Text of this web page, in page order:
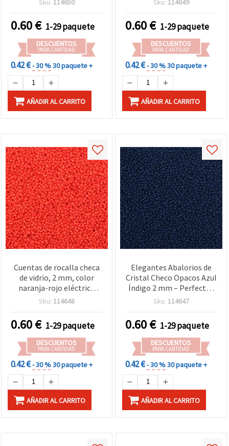
0.60€ 1-29 paquete
DESCUENTOS
PARA CANTIDAD
0.42 €- 30 %30 paquete +
AÑADIR AL CARRITO
0.60€ 1-29 paquete
DESCUENTOS
PARA CANTIDAD
0.42 €- 30 %30 paquete +
AÑADIR AL CARRITO
Cuentas de rocalla checa
de vidrio, 2 mm, color
naranja-rojo eléctrico
opaco, 15 g (≈2050 uds)
Sku: 114648
0.60€ 1-29 paquete
DESCUENTOS
PARA CANTIDAD
0.42 €- 30 %30 paquete +
AÑADIR AL CARRITO
Elegantes Abalorios de
Cristal Checo Opacos Azul
Índigo 2 mm – Perfectos
para Bisutería, Bordado y
Abalorios – 15 g (≈2050
uds)
Sku: 114647
0.60€ 1-29 paquete
DESCUENTOS
PARA CANTIDAD
0.42 €- 30 %30 paquete +
AÑADIR AL CARRITO